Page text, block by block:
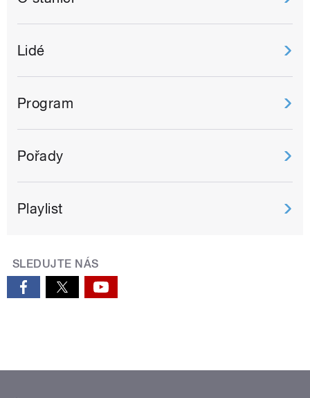
Lidé
Program
Pořady
Playlist
SLEDUJTE NÁS